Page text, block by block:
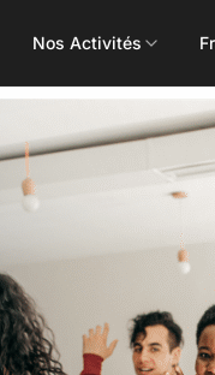
Nos Activités
Les Mills
Body Pump